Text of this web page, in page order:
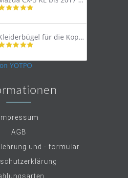
4.9
rating
Kleiderbügel für die Kopfstütze
4.9
rating
YOTPO
Impressum
AGB
und - formular